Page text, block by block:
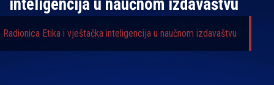
inteligencija u naučnom izdavaštvu
Radionica Etika i vještačka inteligencija u naučnom izdavaštvu